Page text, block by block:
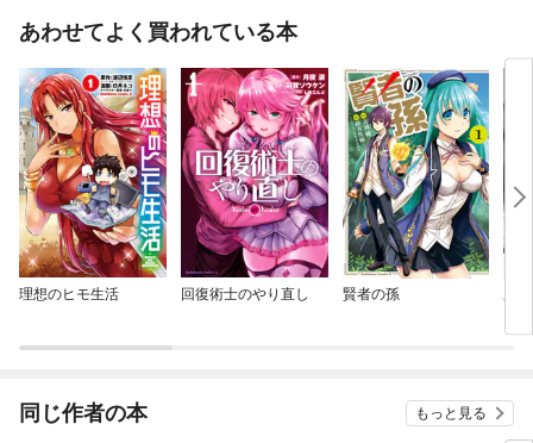
あわせてよく買われている本
理想のヒモ生活 回復術士のやり直し 賢者の孫
【
同じ作者の本 もっと見る